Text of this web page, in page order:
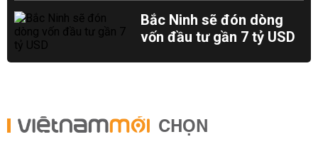
Bắc Ninh sẽ đón dòng
vốn đầu tư gần 7 tỷ USD
CHỌN